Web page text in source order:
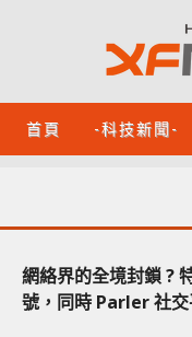
首頁 -科技新聞-
網絡界的全境封鎖 ?
號，同時 Parler 社